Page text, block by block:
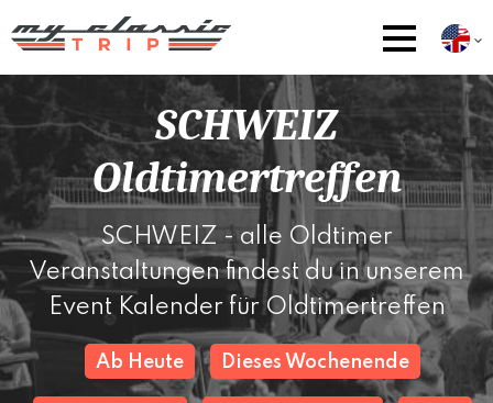
SCHWEIZ
Oldtimertreffen
SCHWEIZ - alle Oldtimer
Veranstaltungen findest du in unserem
Event Kalender für Oldtimertreffen
Ab Heute Dieses Wochenende